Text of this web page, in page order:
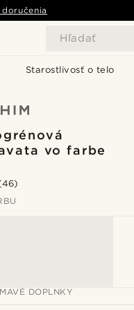
Hľadať
Starostlivosť o telo
vo farbe
DOPLNKY